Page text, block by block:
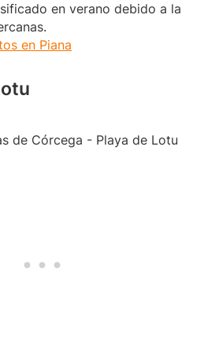
en verano debido a la
en Piana